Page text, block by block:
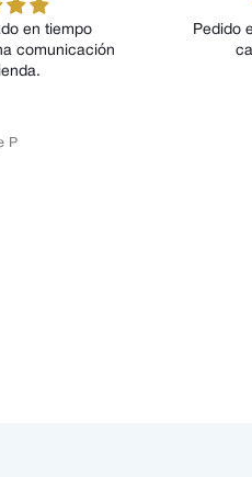
Pedido entrega en fecha
calidad del